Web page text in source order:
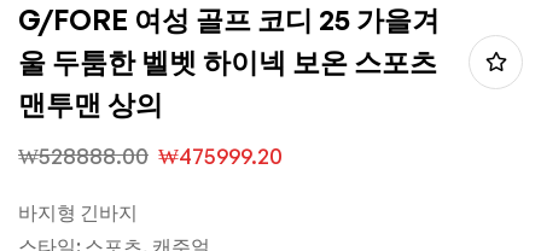
G/FORE 여성 골프 코디 25 가을겨
울 두툼한 벨벳 하이넥 보온 스포츠
맨투맨 상의
₩528888.00 ₩475999.20
바지형 긴바지
스타일: 스포츠, 캐주얼